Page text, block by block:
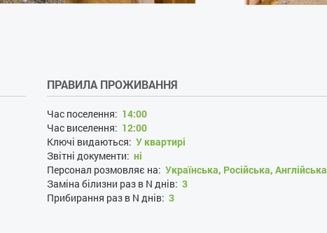
ПРАВИЛА ПРОЖИВАННЯ
Час поселення: 14:00
Час виселення: 12:00
Ключі видаються: У квартирі
Звітні документи: ні
Персонал розмовляє на: Українська, Російська, Англійська
Заміна білизни раз в N днів: 3
Прибирання раз в N днів: 3